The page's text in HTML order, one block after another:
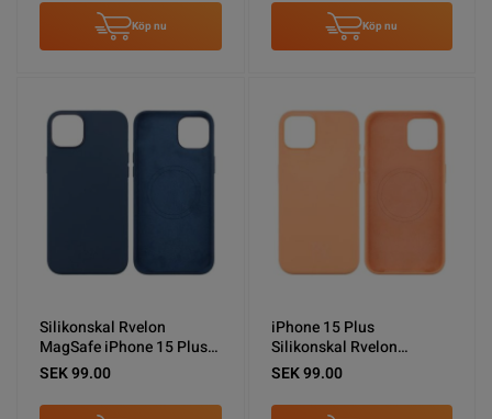
Köp nu Köp nu
Silikonskal Rvelon
MagSafe iPhone 15 Plus -
Mörkblå
SEK 99.00
iPhone 15 Plus
Silikonskal Rvelon
MagSafe - Gul
SEK 99.00